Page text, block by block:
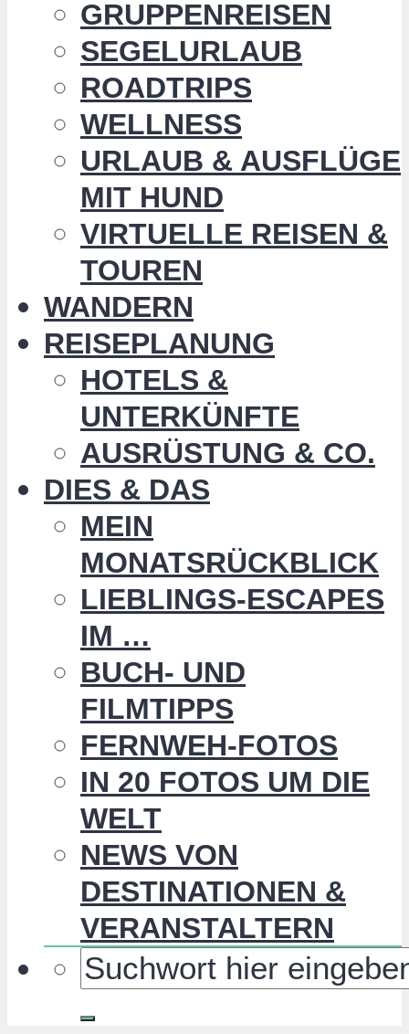
GRUPPENREISEN
SEGELURLAUB
ROADTRIPS
WELLNESS
URLAUB & AUSFLÜGE
MIT HUND
VIRTUELLE REISEN &
TOUREN
WANDERN
REISEPLANUNG
HOTELS &
UNTERKÜNFTE
AUSRÜSTUNG & CO.
DIES & DAS
MEIN
MONATSRÜCKBLICK
LIEBLINGS-ESCAPES
IM …
BUCH- UND
FILMTIPPS
FERNWEH-FOTOS
IN 20 FOTOS UM DIE
WELT
NEWS VON
DESTINATIONEN &
VERANSTALTERN